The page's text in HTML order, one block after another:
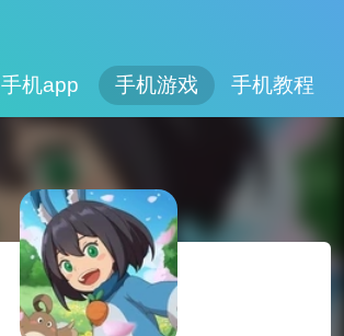
手机app 手机游戏 手机教程